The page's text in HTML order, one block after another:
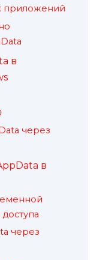
приложений
в
через
в
через